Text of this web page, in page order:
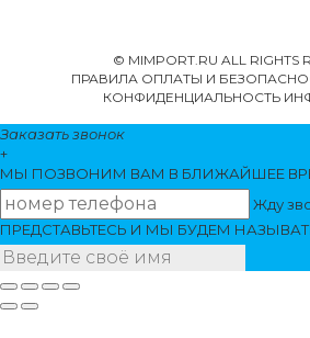
© MIMPORT.RU ALL RIGHTS
ПРАВИЛА ОПЛАТЫ И
КОНФИДЕНЦИАЛЬНОСТЬ
Заказать звонок
+
МЫ ПОЗВОНИМ ВАМ В БЛИЖАЙШЕЕ
Жду
ПРЕДСТАВЬТЕСЬ И МЫ БУДЕМ